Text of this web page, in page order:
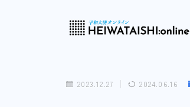
2023.12.27 2024.06.16